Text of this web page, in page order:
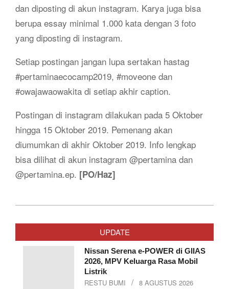
dan diposting di akun instagram. Karya juga bisa
berupa essay minimal 1.000 kata dengan 3 foto
yang diposting di instagram.
Setiap postingan jangan lupa sertakan hastag
#pertaminaecocamp2019, #moveone dan
#owajawaowakita di setiap akhir caption.
Postingan di instagram dilakukan pada 5 Oktober
hingga 15 Oktober 2019. Pemenang akan
diumumkan di akhir Oktober 2019. Info lengkap
bisa dilihat di akun instagram @pertamina dan
@pertamina.ep. [PO/Haz]
10-
UPDATE
Nissan Serena e-POWER di GIIAS
2026, MPV Keluarga Rasa Mobil
Listrik
RESTU BUMI 8 AGUSTUS 2026